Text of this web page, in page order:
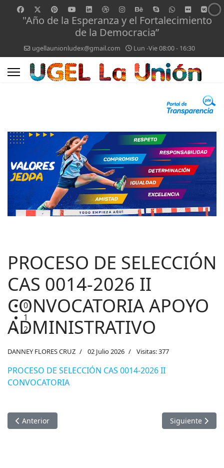
"Año de la Esperanza y el Fortalecimiento
de la Democracia”
ugellaunionludex@gmail.com Lun -Vie 08:00 - 16:30
0
1
2
PROCESO DE SELECCIÓN
CAS 0014-2026 II
CONVOCATORIA APOYO
ADMINISTRATIVO
DANNEY FLORES CRUZ 02 Julio 2026 Visitas: 377
PROCESO DE SELECCIÓN CAS 0014-2026 II
CONVOCATORIA
Artículo anterior: PUBLICACIÓN DEL CUADRO DE MÉRITOS
Anterior Artículo
Siguiente